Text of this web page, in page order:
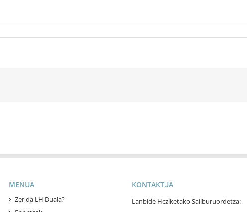
MENUA
Zer da LH Duala?
KONTAKTUA
Lanbide Heziketako Sailburuordetza: